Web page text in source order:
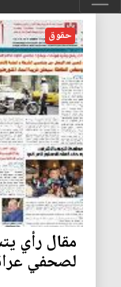
حقوق
مقال رأي
لصحفي